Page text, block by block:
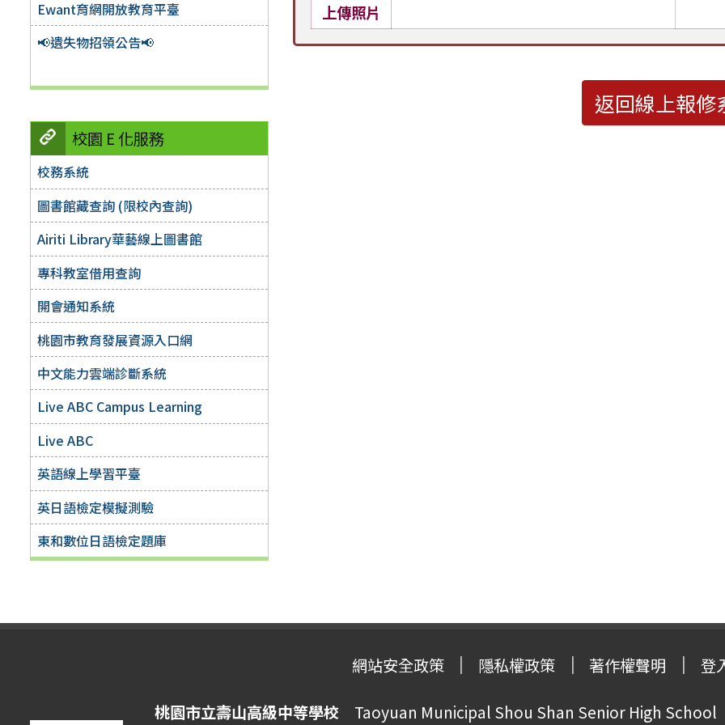
Ewant育網開放教育平臺
📢遺失物招領公告📢
校園 E 化服務
校務系統
圖書館藏查詢 (限校內查詢)
Airiti Library華藝線上圖書館
專科教室借用查詢
開會通知系統
桃園市教育發展資源入口網
中文能力雲端診斷系統
Live ABC Campus Learning
Live ABC
英語線上學習平臺
英日語檢定模擬測驗
東和數位日語檢定題庫
上傳照片
返回線上報修
網站安全政策 隱私權政策 著作權聲明 登
桃園市立壽山高級中等學校 Taoyuan Municipal Shou Shan Senior High School